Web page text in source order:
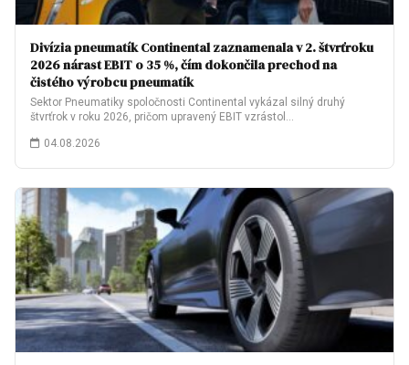
Divízia pneumatík Continental zaznamenala v 2. štvrťroku
2026 nárast EBIT o 35 %, čím dokončila prechod na
čistého výrobcu pneumatík
Sektor Pneumatiky spoločnosti Continental vykázal silný druhý
štvrťrok v roku 2026, pričom upravený EBIT vzrástol…
04.08.2026